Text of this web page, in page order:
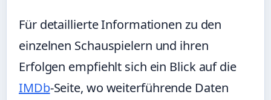
Für detaillierte Informationen zu den
einzelnen Schauspielern und ihren
Erfolgen empfiehlt sich ein Blick auf die
IMDb-Seite, wo weiterführende Daten